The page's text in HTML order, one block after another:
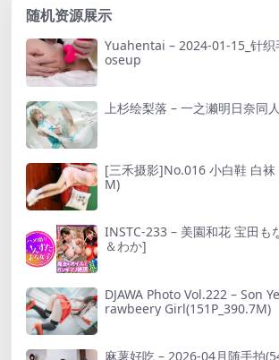
随机资源展示
Yuahentai – 2024-01-15_针
oseup
上杉绘梨落 – 一之濑明日奈同
[三禾摄影]No.016 小白鞋 白袜
M)
INSTC-233 – 美園和花 宝田も
＆わか]
DJAWA Photo Vol.222 – Son
rawbeery Girl(151P_390.7M)
麻薯好吃 – 2026-04月随手拍